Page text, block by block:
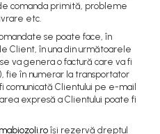
comanda primită, probleme
etc.
se poate face, în
Client, în una din următoarele
va genera o factură care va fi
fie în numerar la transportator
comunicată Clientului pe e-mail
expresă a Clientului poate fi
își rezervă dreptul